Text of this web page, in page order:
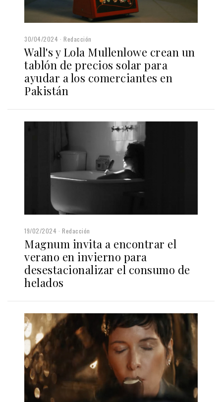
30/04/2024 Redacción
Wall's y Lola Mullenlowe crean un
tablón de precios solar para
ayudar a los comerciantes en
Pakistán
19/02/2024 Redacción
Magnum invita a encontrar el
verano en invierno para
desestacionalizar el consumo de
helados